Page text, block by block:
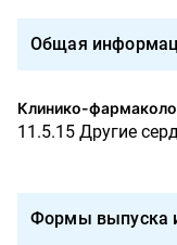
Общая
Клинико-
11.5.15 Другие
Формы выпуска